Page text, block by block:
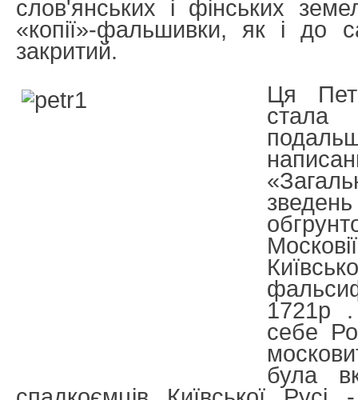
слов'янських і фінських
«копії»-фальшивки, як і до
закритий.
Ця
1721р .
себе
була